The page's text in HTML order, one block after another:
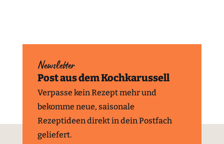
Newsletter
Post aus dem Kochkarussell
Verpasse kein Rezept mehr und
bekomme neue, saisonale
Rezeptideen direkt in dein Postfach
geliefert.